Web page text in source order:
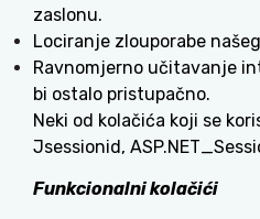
zaslonu.
Lociranje zlouporabe našeg
Ravnomjerno učitavanje
bi ostalo pristupačno.
Neki od kolačića koji se
Jsessionid,
Funkcionalni kolačići